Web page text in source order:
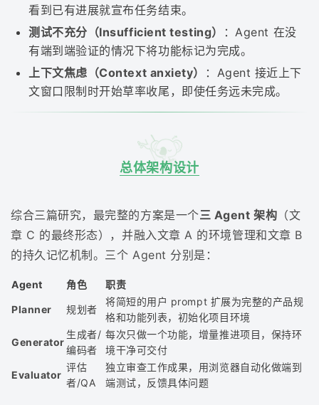
看到已有进展就宣布任务结束。
测试不充分（Insufficient testing）
：Agent 在没
有端到端验证的情况下将功能标记为完成。
上下文焦虑（Context anxiety）
：Agent 接近上下
文窗口限制时开始草率收尾，即使任务远未完成。
总体架构设计
综合三篇研究，最完整的方案是一个三 Agent 架构 （文
章 C 的最终形态），并融入文章 A 的环境管理和文章 B
的持久记忆机制。三个 Agent 分别是：
Agent 角色 职责
Planner 规划者
将简短的用户 prompt 扩展为完整的产品规
格和功能列表，初始化项目环境
Generator
生成者/
编码者
每次只做一个功能，增量推进项目，保持环
境干净可交付
Evaluator
评估
者/QA
独立审查工作成果，用浏览器自动化做端到
端测试，反馈具体问题